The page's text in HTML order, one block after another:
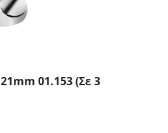
01.153 (Σε 3